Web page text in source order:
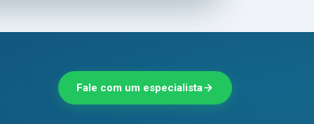
Fale com um especialista